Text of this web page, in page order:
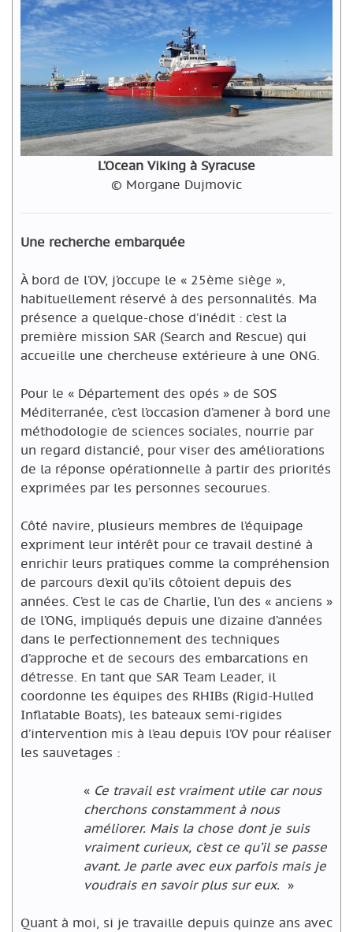
L’Ocean Viking à Syracuse
© Morgane Dujmovic
Une recherche embarquée
À bord de l’OV, j’occupe le « 25ème siège »,
habituellement réservé à des personnalités. Ma
présence a quelque-chose d’inédit : c’est la
première mission SAR (Search and Rescue) qui
accueille une chercheuse extérieure à une ONG.
Pour le « Département des opés » de SOS
Méditerranée, c’est l’occasion d’amener à bord une
méthodologie de sciences sociales, nourrie par
un regard distancié, pour viser des améliorations
de la réponse opérationnelle à partir des priorités
exprimées par les personnes secourues.
Côté navire, plusieurs membres de l’équipage
expriment leur intérêt pour ce travail destiné à
enrichir leurs pratiques comme la compréhension
de parcours d’exil qu’ils côtoient depuis des
années. C’est le cas de Charlie, l’un des « anciens »
de l’ONG, impliqués depuis une dizaine d’années
dans le perfectionnement des techniques
d’approche et de secours des embarcations en
détresse. En tant que SAR Team Leader, il
coordonne les équipes des RHIBs (Rigid-Hulled
Inflatable Boats), les bateaux semi-rigides
d’intervention mis à l’eau depuis l’OV pour réaliser
les sauvetages :
« Ce travail est vraiment utile car nous
cherchons constamment à nous
améliorer. Mais la chose dont je suis
vraiment curieux, c’est ce qu’il se passe
avant. Je parle avec eux parfois mais je
voudrais en savoir plus sur eux. »
Quant à moi, si je travaille depuis quinze ans avec